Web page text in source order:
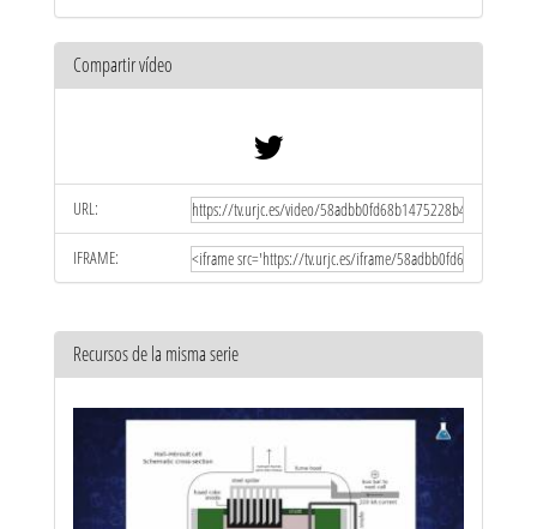
Compartir vídeo
URL:
IFRAME:
Recursos de la misma serie